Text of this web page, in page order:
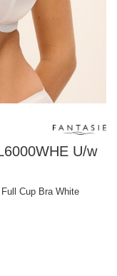
U/w
Cup Bra White